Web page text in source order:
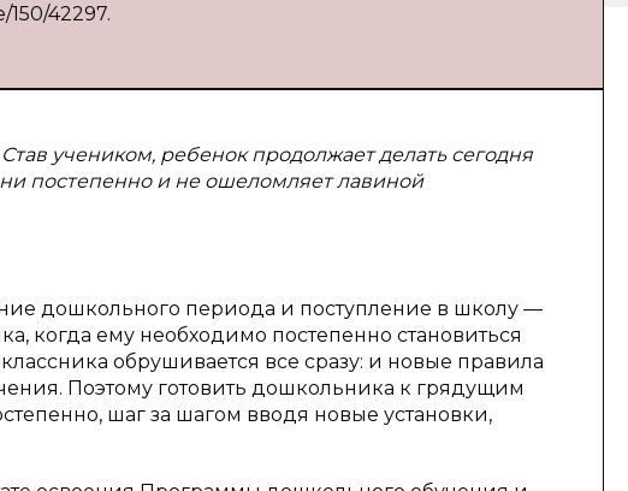
42297.
учеником, ребенок продолжает делать сегодня
постепенно и не ошеломляет лавиной
дошкольного периода и поступление в школу —
когда ему необходимо постепенно становиться
обрушивается все сразу: и новые правила
Поэтому готовить дошкольника к грядущим
шаг за шагом вводя новые установки,